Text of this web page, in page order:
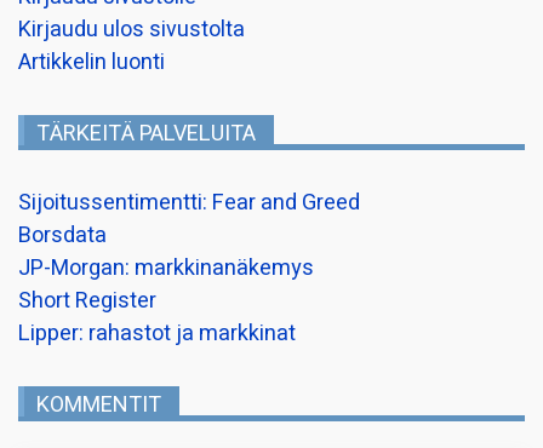
Kirjaudu ulos sivustolta
Artikkelin luonti
TÄRKEITÄ PALVELUITA
Sijoitussentimentti: Fear and Greed
Borsdata
JP-Morgan: markkinanäkemys
Short Register
Lipper: rahastot ja markkinat
KOMMENTIT